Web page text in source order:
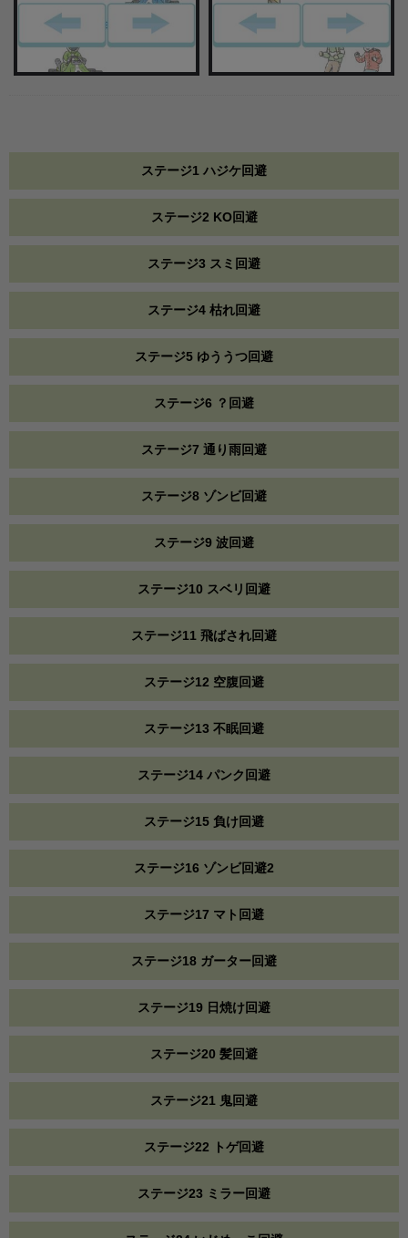
ステージ1 ハジケ回避
ステージ2 KO回避
ステージ3 スミ回避
ステージ4 枯れ回避
ステージ5 ゆううつ回避
ステージ6 ？回避
ステージ7 通り雨回避
ステージ8 ゾンビ回避
ステージ9 波回避
ステージ10 スベリ回避
ステージ11 飛ばされ回避
ステージ12 空腹回避
ステージ13 不眠回避
ステージ14 パンク回避
ステージ15 負け回避
ステージ16 ゾンビ回避2
ステージ17 マト回避
ステージ18 ガーター回避
ステージ19 日焼け回避
ステージ20 髪回避
ステージ21 鬼回避
ステージ22 トゲ回避
ステージ23 ミラー回避